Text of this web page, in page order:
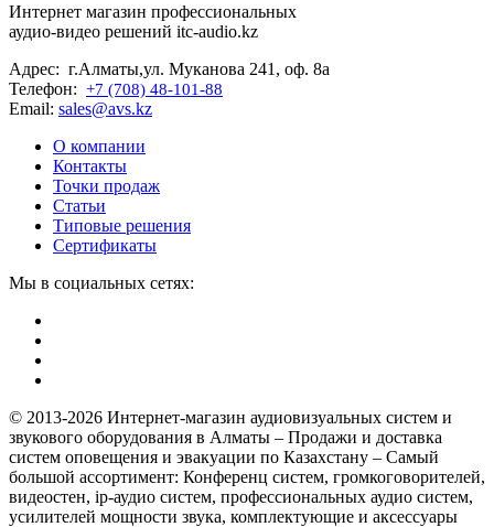
Интернет магазин профессиональных
аудио-видео решений itc-audio.kz
Адрес: г.Алматы,ул. Муканова 241, оф. 8а
Телефон: +7 (708) 48-101-88
Email: sales@avs.kz
О компании
Контакты
Точки продаж
Статьи
Типовые решения
Сертификаты
Мы в социальных сетях:
© 2013-2026 Интернет-магазин аудиовизуальных систем и
звукового оборудования в Алматы – Продажи и доставка
систем оповещения и эвакуации по Казахстану – Самый
большой ассортимент: Конференц систем, громкоговорителей,
видеостен, ip-аудио систем, профессиональных аудио систем,
усилителей мощности звука, комплектующие и аксессуары